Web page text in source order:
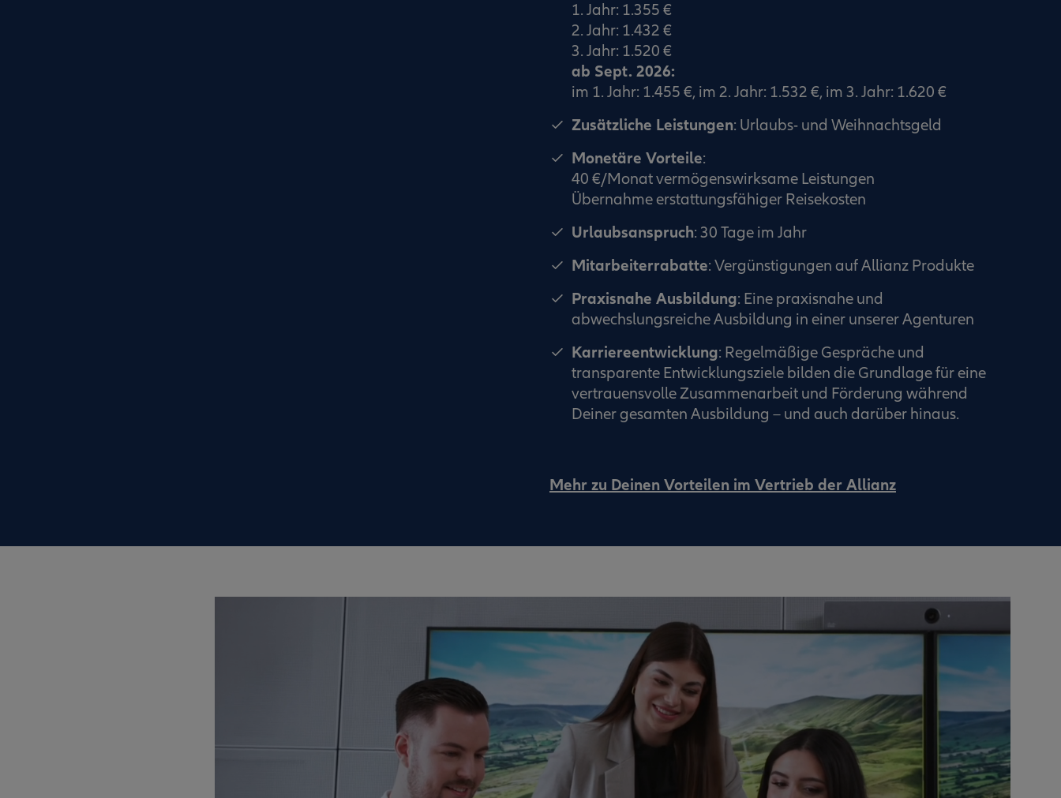
1. Jahr: 1.355 €
2. Jahr: 1.432 €
3. Jahr: 1.520 €
ab Sept. 2026:
im 1. Jahr: 1.455 €, im 2. Jahr: 1.532 €, im 3. Jahr: 1.620 €
Zusätzliche Leistungen: Urlaubs- und Weihnachtsgeld
Monetäre Vorteile:
40 €/Monat vermögenswirksame Leistungen
Übernahme erstattungsfähiger Reisekosten
Urlaubsanspruch: 30 Tage im Jahr
Mitarbeiterrabatte: Vergünstigungen auf Allianz Produkte
Praxisnahe Ausbildung: Eine praxisnahe und
abwechslungsreiche Ausbildung in einer unserer Agenturen
Karriereentwicklung: Regelmäßige Gespräche und
transparente Entwicklungsziele bilden die Grundlage für eine
vertrauensvolle Zusammenarbeit und Förderung während
Deiner gesamten Ausbildung – und auch darüber hinaus.
Mehr zu Deinen Vorteilen im Vertrieb der Allianz